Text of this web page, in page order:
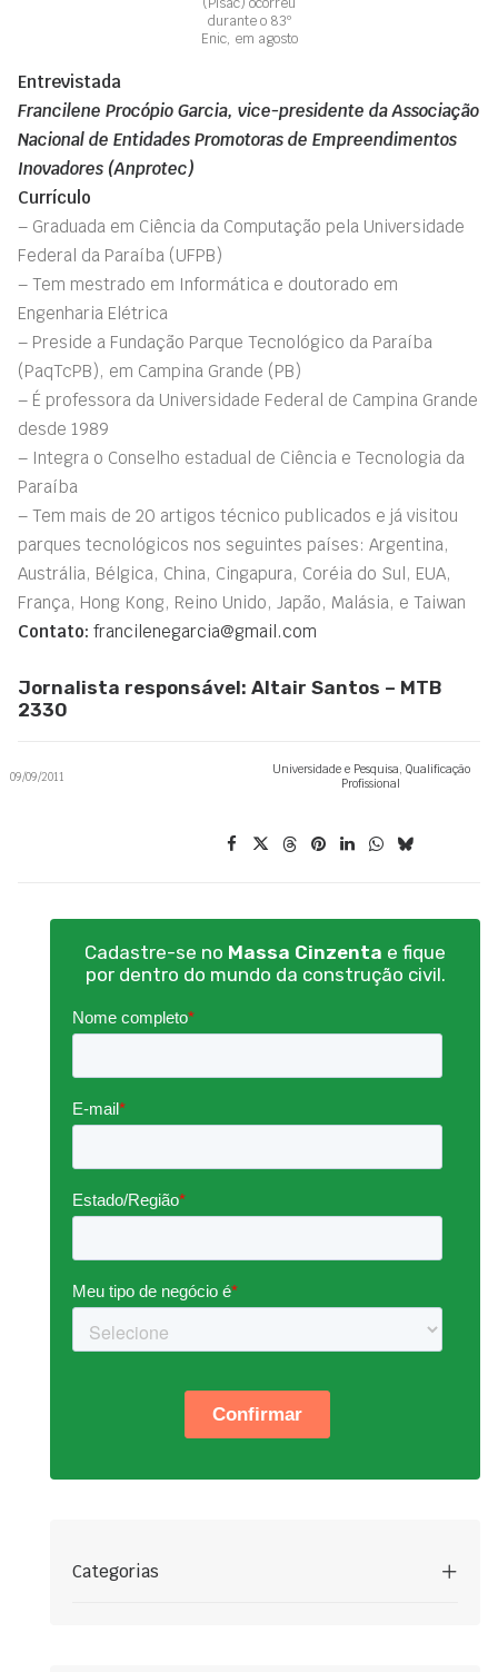
durante o 83º
Enic, em agosto
Entrevistada
Francilene Procópio Garcia, vice-presidente da Associação
Nacional de Entidades Promotoras de Empreendimentos
Inovadores (Anprotec)
Currículo
– Graduada em Ciência da Computação pela Universidade
Federal da Paraíba (UFPB)
– Tem mestrado em Informática e doutorado em
Engenharia Elétrica
– Preside a Fundação Parque Tecnológico da Paraíba
(PaqTcPB), em Campina Grande (PB)
– É professora da Universidade Federal de Campina Grande
desde 1989
– Integra o Conselho estadual de Ciência e Tecnologia da
Paraíba
– Tem mais de 20 artigos técnico publicados e já visitou
parques tecnológicos nos seguintes países: Argentina,
Austrália, Bélgica, China, Cingapura, Coréia do Sul, EUA,
França, Hong Kong, Reino Unido, Japão, Malásia, e Taiwan
Contato: francilenegarcia@gmail.com
Jornalista responsável: Altair Santos – MTB
2330
09/09/2011 Universidade e Pesquisa, Qualificação
Profissional
Cadastre-se no Massa Cinzenta e fique
por dentro do mundo da construção civil.
Categorias